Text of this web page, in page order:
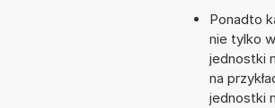
Ponadto
nie tylko
jednostki
na
jednostki